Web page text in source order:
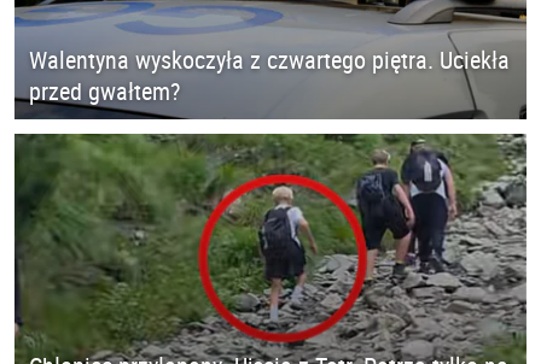
Walentyna wyskoczyła z czwartego piętra. Uciekła
przed gwałtem?